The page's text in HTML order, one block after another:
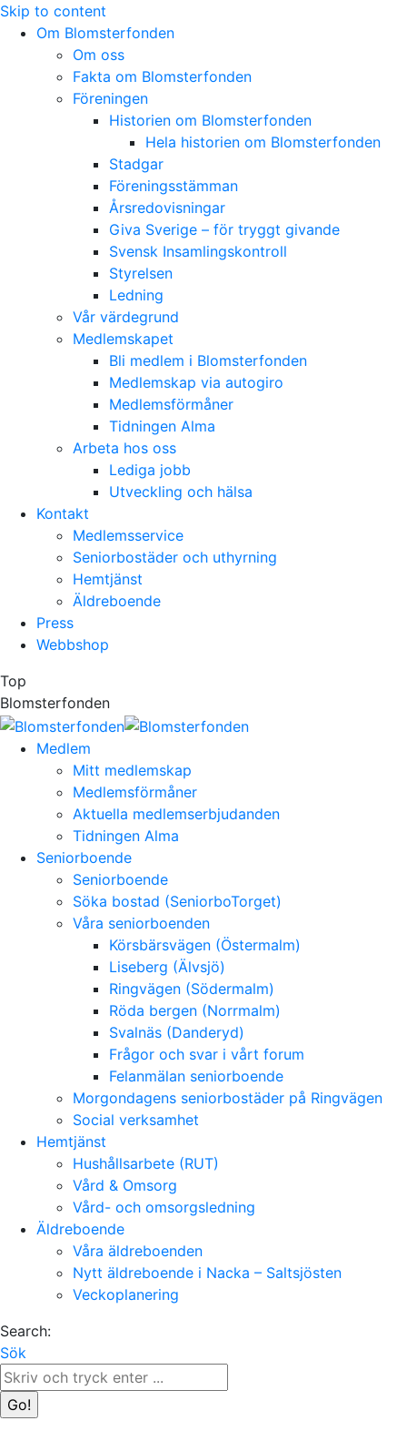
Skip to content
Om Blomsterfonden
Om oss
Fakta om Blomsterfonden
Föreningen
Historien om Blomsterfonden
Hela historien om Blomsterfonden
Stadgar
Föreningsstämman
Årsredovisningar
Giva Sverige – för tryggt givande
Svensk Insamlingskontroll
Styrelsen
Ledning
Vår värdegrund
Medlemskapet
Bli medlem i Blomsterfonden
Medlemskap via autogiro
Medlemsförmåner
Tidningen Alma
Arbeta hos oss
Lediga jobb
Utveckling och hälsa
Kontakt
Medlemsservice
Seniorbostäder och uthyrning
Hemtjänst
Äldreboende
Press
Webbshop
Top
Blomsterfonden
Medlem
Mitt medlemskap
Medlemsförmåner
Aktuella medlemserbjudanden
Tidningen Alma
Seniorboende
Seniorboende
Söka bostad (SeniorboTorget)
Våra seniorboenden
Körsbärsvägen (Östermalm)
Liseberg (Älvsjö)
Ringvägen (Södermalm)
Röda bergen (Norrmalm)
Svalnäs (Danderyd)
Frågor och svar i vårt forum
Felanmälan seniorboende
Morgondagens seniorbostäder på Ringvägen
Social verksamhet
Hemtjänst
Hushållsarbete (RUT)
Vård & Omsorg
Vård- och omsorgsledning
Äldreboende
Våra äldreboenden
Nytt äldreboende i Nacka – Saltsjösten
Veckoplanering
Search:
Sök